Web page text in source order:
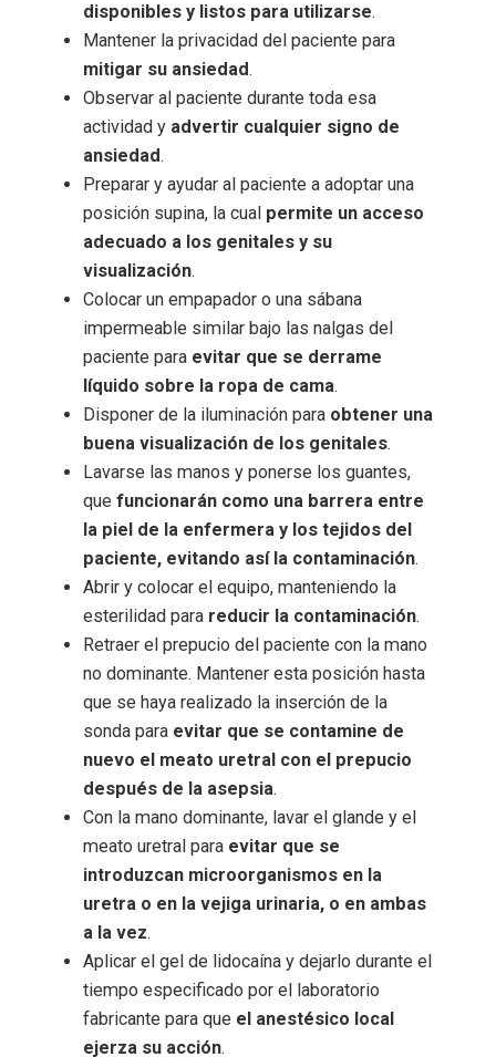
disponibles y listos para utilizarse.
Mantener la privacidad del paciente para
mitigar su ansiedad.
Observar al paciente durante toda esa
actividad y advertir cualquier signo de
ansiedad.
Preparar y ayudar al paciente a adoptar una
posición supina, la cual permite un acceso
adecuado a los genitales y su
visualización.
Colocar un empapador o una sábana
impermeable similar bajo las nalgas del
paciente para evitar que se derrame
líquido sobre la ropa de cama.
Disponer de la iluminación para obtener una
buena visualización de los genitales.
Lavarse las manos y ponerse los guantes,
que funcionarán como una barrera entre
la piel de la enfermera y los tejidos del
paciente, evitando así la contaminación.
Abrir y colocar el equipo, manteniendo la
esterilidad para reducir la contaminación.
Retraer el prepucio del paciente con la mano
no dominante. Mantener esta posición hasta
que se haya realizado la inserción de la
sonda para evitar que se contamine de
nuevo el meato uretral con el prepucio
después de la asepsia.
Con la mano dominante, lavar el glande y el
meato uretral para evitar que se
introduzcan microorganismos en la
uretra o en la vejiga urinaria, o en ambas
a la vez.
Aplicar el gel de lidocaína y dejarlo durante el
tiempo especificado por el laboratorio
fabricante para que el anestésico local
ejerza su acción.